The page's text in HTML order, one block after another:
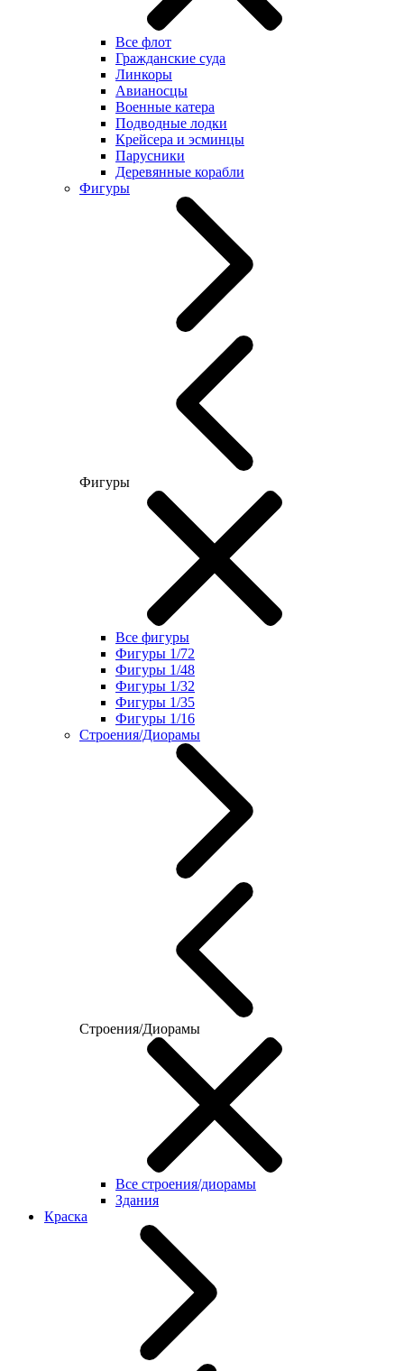
Все флот
Гражданские суда
Линкоры
Авианосцы
Военные катера
Подводные лодки
Крейсера и эсминцы
Парусники
Деревянные корабли
Фигуры
Фигуры
Все фигуры
Фигуры 1/72
Фигуры 1/48
Фигуры 1/32
Фигуры 1/35
Фигуры 1/16
Строения/Диорамы
Строения/Диорамы
Все строения/диорамы
Здания
Краска